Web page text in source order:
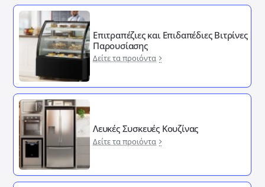
Επιτραπέζιες και Επιδαπέδιες Βιτρίνες
Παρουσίασης
Δείτε τα προιόντα
Λευκές Συσκευές Κουζίνας
Δείτε τα προιόντα